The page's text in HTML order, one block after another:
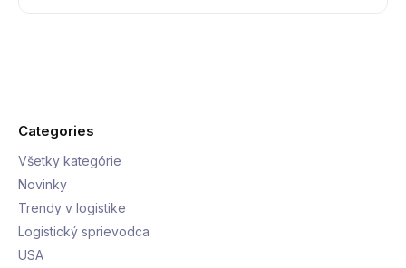
Categories
Všetky kategórie
Novinky
Trendy v logistike
Logistický sprievodca
USA